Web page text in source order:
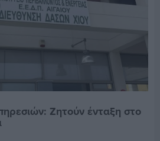
Ζητούν ένταξη στο